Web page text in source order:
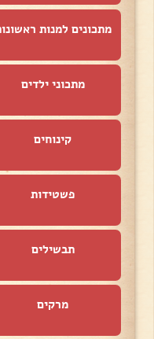
מתכונים למנות
מתכוני ילדים
קינוחים
פשטידות
תבשילים
מרקים